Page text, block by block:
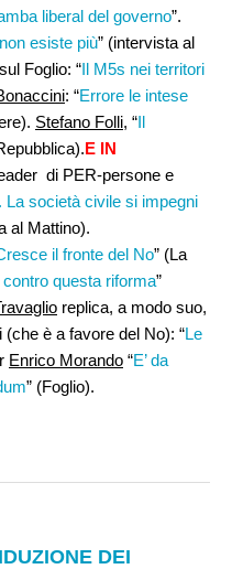
liberal del governo”.
esiste più” (intervista al
Foglio: “Il M5s nei territori
: “Errore le intese
Stefano Folli, “Il
E IN
di PER-persone e
La società civile si impegni
al Mattino).
il fronte del No” (La
contro questa riforma”
replica, a modo suo,
è a favore del No): “Le
Enrico Morando “E’ da
” (Foglio).
DEI